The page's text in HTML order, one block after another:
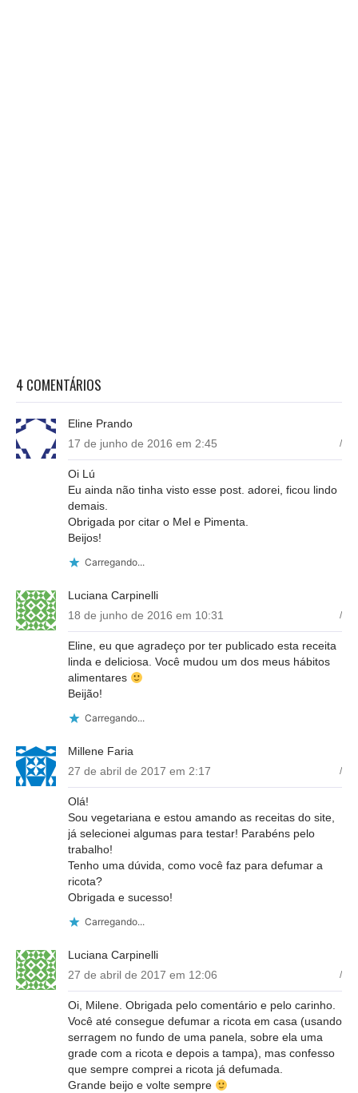
4 COMENTÁRIOS
Eline Prando
17 de junho de 2016 em 2:45
/
Oi Lú
Eu ainda não tinha visto esse post. adorei, ficou lindo
demais.
Obrigada por citar o Mel e Pimenta.
Beijos!
Carregando...
Luciana Carpinelli
18 de junho de 2016 em 10:31
/
Eline, eu que agradeço por ter publicado esta receita
linda e deliciosa. Você mudou um dos meus hábitos
alimentares
Beijão!
Carregando...
Millene Faria
27 de abril de 2017 em 2:17
/
Olá!
Sou vegetariana e estou amando as receitas do site,
já selecionei algumas para testar! Parabéns pelo
trabalho!
Tenho uma dúvida, como você faz para defumar a
ricota?
Obrigada e sucesso!
Carregando...
Luciana Carpinelli
27 de abril de 2017 em 12:06
/
Oi, Milene. Obrigada pelo comentário e pelo carinho.
Você até consegue defumar a ricota em casa (usando
serragem no fundo de uma panela, sobre ela uma
grade com a ricota e depois a tampa), mas confesso
que sempre comprei a ricota já defumada.
Grande beijo e volte sempre